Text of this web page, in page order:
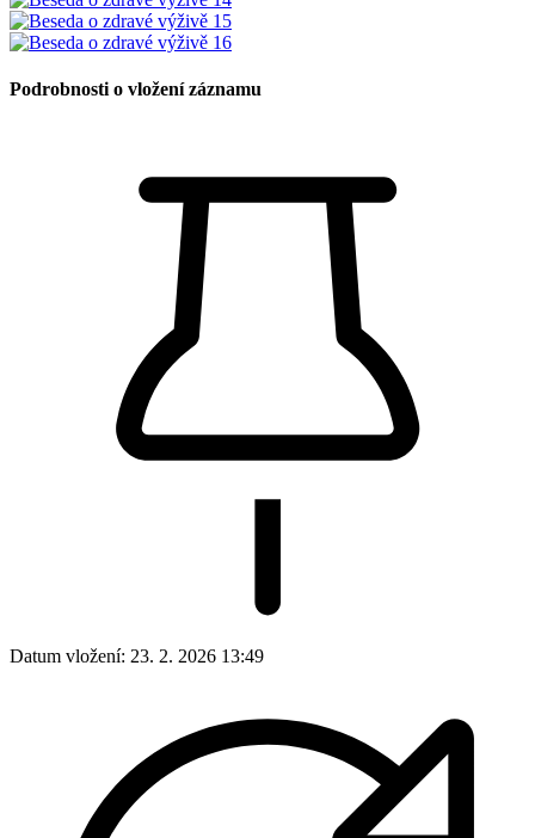
Podrobnosti o vložení záznamu
Datum vložení: 23. 2. 2026 13:49